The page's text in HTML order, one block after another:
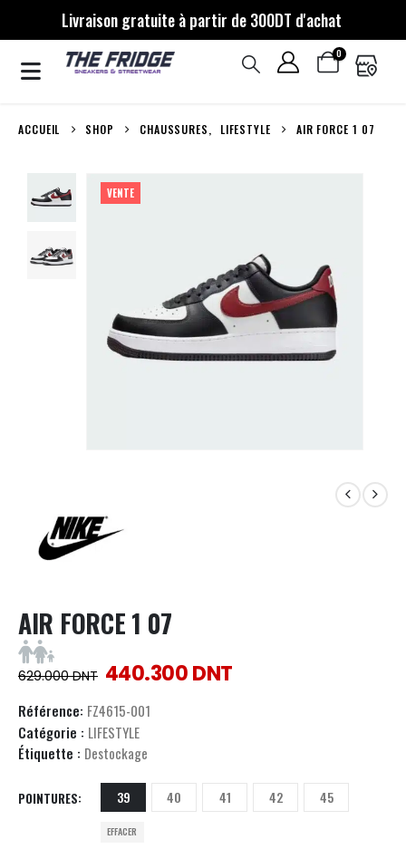
Livraison gratuite à partir de 300DT d'achat
0
ACCUEIL SHOP CHAUSSURES, LIFESTYLE AIR FORCE 1 07
VENTE
AIR FORCE 1 07
629.000DNT 440.300DNT
Référence: FZ4615-001
Catégorie : LIFESTYLE
Étiquette : Destockage
POINTURES 39 40 41 42 45
EFFACER